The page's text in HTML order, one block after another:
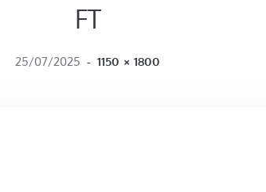
FT
25/07/2025 - FULL SIZE
1150 × 1800